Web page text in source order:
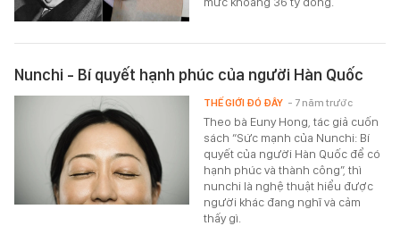
Nunchi - Bí quyết hạnh phúc của người Hàn Quốc
Theo bà Euny Hong, tác giả cuốn
sách “Sức mạnh của Nunchi: Bí
quyết của người Hàn Quốc để có
hạnh phúc và thành công”, thì
nunchi là nghệ thuật hiểu được
người khác đang nghĩ và cảm
thấy gì.
THẾ GIỚI ĐÓ ĐÂY - 7 năm trước